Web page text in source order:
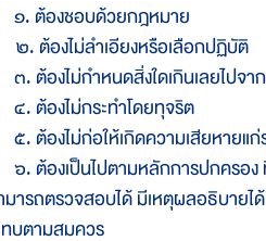
๑. ต้องชอบด้วยกฎหมาย
๒. ต้องไม่ลำเอียงหรือเลือกปฏิบัติ
๓. ต้องไม่กำหนดสิ่งใดเกินเลยไปจ
๔. ต้องไม่กระทำโดยทุจริต
๕. ต้องไม่ก่อให้เกิดความเสียหายแก่
๖. ต้องเป็นไปตามหลักการปกครอง
ารถตรวจสอบได้ มีเหตุผลอธิบาย
บตามสมควร